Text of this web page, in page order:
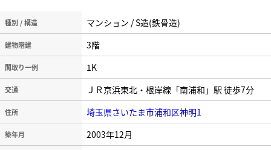
種別 / 構造 マンション / S造(鉄骨造)
建物階建 3階
間取り一例 1K
交通 ＪＲ京浜東北・根岸線「南浦和」駅 徒歩7分
住所 埼玉県さいたま市浦和区神明1
築年月 2003年12月